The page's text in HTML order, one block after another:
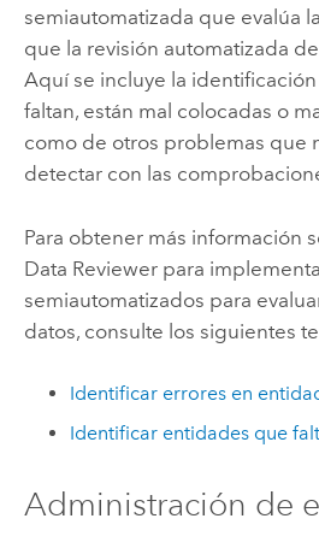
semiautomatizada que evalúa
que la revisión automatizada
Aquí se incluye la
faltan, están mal colocadas o
como de otros problemas que
detectar con las
Para obtener más información
Data Reviewerpara
semiautomatizados para
datos, consulte los siguientes
Identificar errores en
Identificar entidades que
Administración de